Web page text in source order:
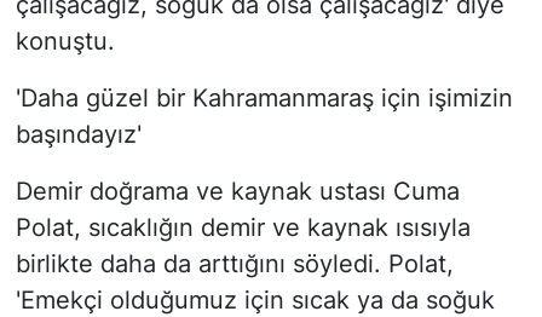
konuştu.
'Daha güzel bir Kahramanmaraş için işimizin
başındayız'
Demir doğrama ve kaynak ustası Cuma
Polat, sıcaklığın demir ve kaynak ısısıyla
birlikte daha da arttığını söyledi. Polat,
'Emekçi olduğumuz için sıcak ya da soğuk